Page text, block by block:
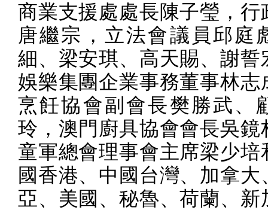
商業支援處處長陳子瑩，行
唐繼宗，立法會議員邱庭
細、梁安琪、高天賜、謝誓
娛樂集團企業事務董事林志
烹飪協會副會長樊勝武、
玲，澳門廚具協會會長吳鏡
童軍總會理事會主席梁少培
國香港、中國台灣、加拿大
亞、美國、秘魯、荷蘭、新